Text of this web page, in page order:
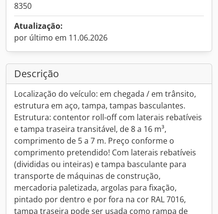
8350
Atualização:
por último em 11.06.2026
Descrição
Localização do veículo: em chegada / em trânsito,
estrutura em aço, tampa, tampas basculantes.
Estrutura: contentor roll-off com laterais rebatíveis
e tampa traseira transitável, de 8 a 16 m³,
comprimento de 5 a 7 m. Preço conforme o
comprimento pretendido! Com laterais rebatíveis
(divididas ou inteiras) e tampa basculante para
transporte de máquinas de construção,
mercadoria paletizada, argolas para fixação,
pintado por dentro e por fora na cor RAL 7016,
tampa traseira pode ser usada como rampa de